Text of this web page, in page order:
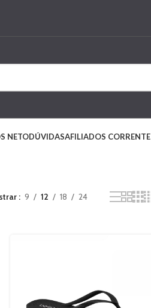
NETODÚVIDASAFILIADOS CORRENTE
9 12 18 24